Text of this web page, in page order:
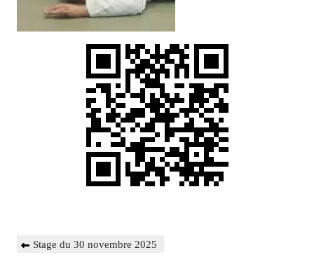
de
Previous
Stage du 30 novembre 2025